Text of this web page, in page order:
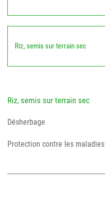
Riz, semis sur terrain sec
Riz, semis sur terrain sec
Désherbage
Protection contre les maladies